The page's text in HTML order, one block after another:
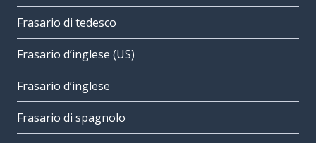
Frasario di tedesco
Frasario d’inglese (US)
Frasario d’inglese
Frasario di spagnolo